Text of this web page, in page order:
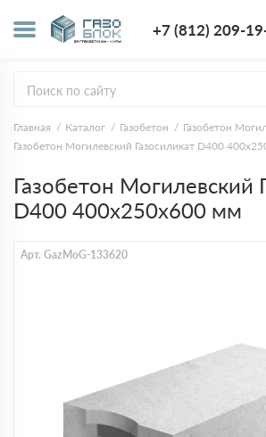
+7 (812) 209-
Главная Каталог Газобетон
Газобетон
Газобетон Могилевский Газосиликат D400
Газобетон Могилевский
D400 400х250х600 мм
Арт. GazMoG-133620